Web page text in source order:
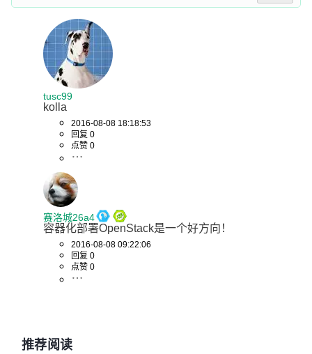
tusc99
kolla
2016-08-08 18:18:53
回复 0
点赞 0
赛洛城26a4
容器化部署OpenStack是一个好方向！
2016-08-08 09:22:06
回复 0
点赞 0
推荐阅读